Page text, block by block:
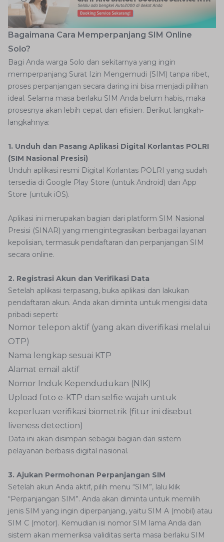
Bagaimana Cara Memperpanjang SIM Online
Solo?
Bagi Anda warga Solo dan sekitarnya yang ingin
memperpanjang Surat Izin Mengemudi (SIM) tanpa ribet,
proses perpanjangan secara daring ini bisa menjadi pilihan
ideal. Selama masa berlaku SIM Anda belum habis, maka
prosesnya akan lebih cepat dan efisien. Berikut langkah-
langkahnya:
1. Unduh dan Pasang Aplikasi Digital Korlantas POLRI
(SIM Nasional Presisi)
Unduh aplikasi resmi Digital Korlantas POLRI yang sudah
tersedia di Google Play Store (untuk Android) dan App
Store (untuk iOS).
Aplikasi ini merupakan bagian dari platform SIM Nasional
Presisi (SINAR) yang mengintegrasikan berbagai layanan
kepolisian, termasuk pendaftaran dan perpanjangan SIM
secara online.
2. Registrasi Akun dan Verifikasi Data
Setelah aplikasi terpasang, buka aplikasi dan lakukan
pendaftaran akun. Anda akan diminta untuk mengisi data
pribadi seperti:
Nomor telepon aktif (yang akan diverifikasi melalui
OTP)
Nama lengkap sesuai KTP
Alamat email aktif
Nomor Induk Kependudukan (NIK)
Upload foto e-KTP dan selfie wajah untuk
keperluan verifikasi biometrik (fitur ini disebut
liveness detection)
Data ini akan disimpan sebagai bagian dari sistem
pelayanan berbasis digital nasional.
3. Ajukan Permohonan Perpanjangan SIM
Setelah akun Anda aktif, pilih menu “SIM”, lalu klik
“Perpanjangan SIM”. Anda akan diminta untuk memilih
jenis SIM yang ingin diperpanjang, yaitu SIM A (mobil) atau
SIM C (motor). Kemudian isi nomor SIM lama Anda dan
sistem akan memeriksa validitas serta masa berlaku SIM